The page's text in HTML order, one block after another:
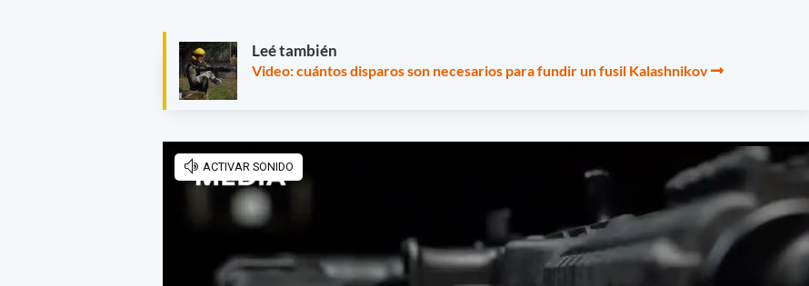
Leé también
Video: cuántos disparos son necesarios para fundir un fusil Kalashnikov